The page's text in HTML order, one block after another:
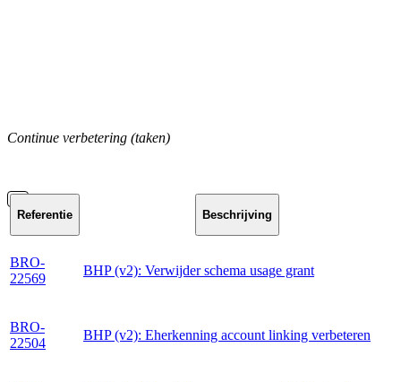
Continue verbetering (taken)
Referentie Beschrijving
BRO-
22569
BHP (v2): Verwijder schema usage grant
BRO-
22504
BHP (v2): Eherkenning account linking verbeteren